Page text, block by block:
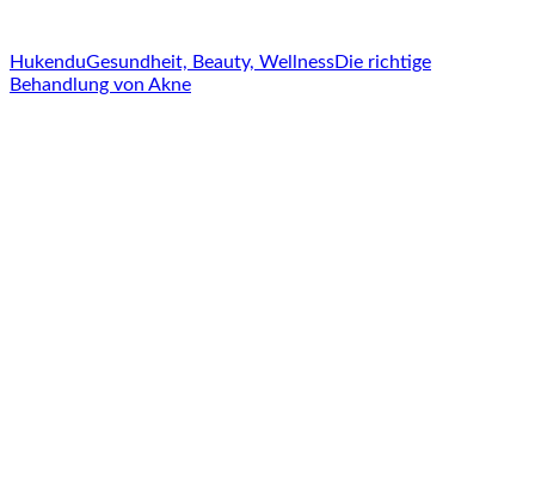
HukenduGesundheit, Beauty, WellnessDie richtige
Behandlung von Akne